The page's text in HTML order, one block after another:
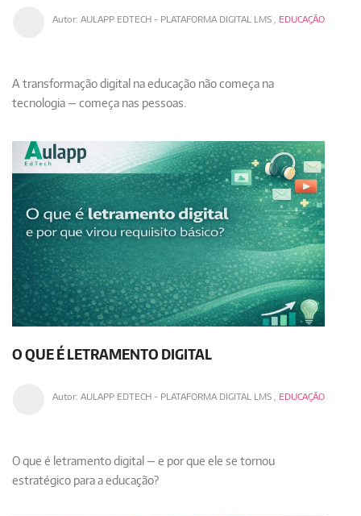
Autor: AULAPP EDTECH - PLATAFORMA DIGITAL LMS, EDUCAÇÃO
A transformação digital na educação não começa na
tecnologia — começa nas pessoas.
O QUE É LETRAMENTO DIGITAL
Autor: AULAPP EDTECH - PLATAFORMA DIGITAL LMS, EDUCAÇÃO
O que é letramento digital — e por que ele se tornou
estratégico para a educação?